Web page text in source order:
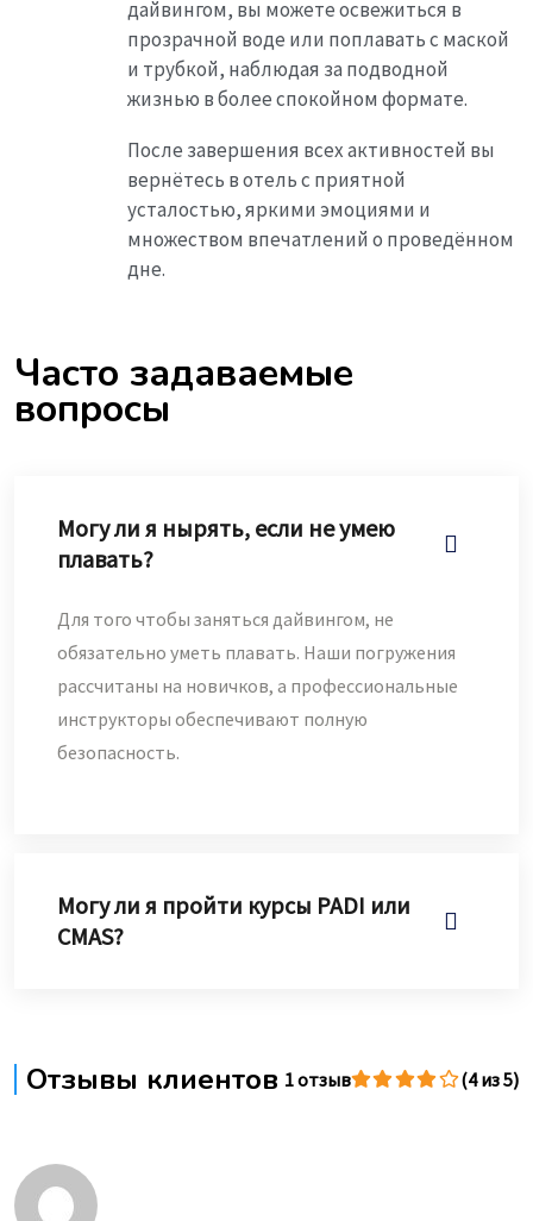
дайвингом, вы можете освежиться в
прозрачной воде или поплавать с маской
и трубкой, наблюдая за подводной
жизнью в более спокойном формате.
После завершения всех активностей вы
вернётесь в отель с приятной
усталостью, яркими эмоциями и
множеством впечатлений о проведённом
дне.
Часто задаваемые
вопросы
Могу ли я нырять, если не умею
плавать?
Для того чтобы заняться дайвингом, не
обязательно уметь плавать. Наши погружения
рассчитаны на новичков, а профессиональные
инструкторы обеспечивают полную
безопасность.
Могу ли я пройти курсы PADI или
CMAS?
Отзывы клиентов 1 отзыв (4 из 5)